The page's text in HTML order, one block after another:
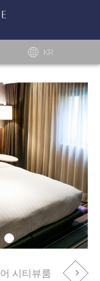
시티뷰룸
KR